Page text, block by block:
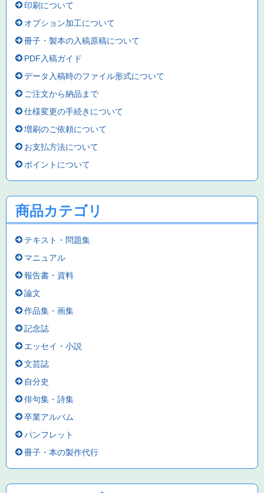
印刷について
オプション加工について
冊子・製本の入稿原稿について
PDF入稿ガイド
データ入稿時のファイル形式について
ご注文から納品まで
仕様変更の手続きについて
増刷のご依頼について
お支払方法について
ポイントについて
商品カテゴリ
テキスト・問題集
マニュアル
報告書・資料
論文
作品集・画集
記念誌
エッセイ・小説
文芸誌
自分史
俳句集・詩集
卒業アルバム
パンフレット
冊子・本の製作代行